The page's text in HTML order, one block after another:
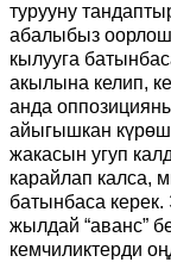
турууну
абалыбыз
кылууга
акылына келип,
анда
айыгышкан
жакасын угуп
карайлап калса,
батынбаса
жылдай “аванс”
кемчиликтерди